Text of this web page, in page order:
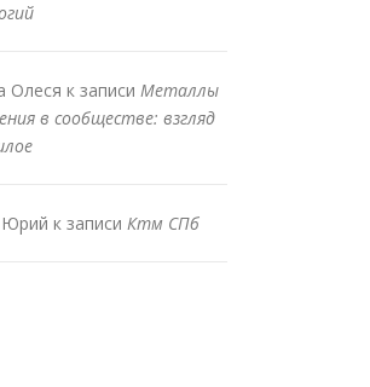
Олеся к записи Металлы
в сообществе: взгляд
Юрий к записи Ктм СПб